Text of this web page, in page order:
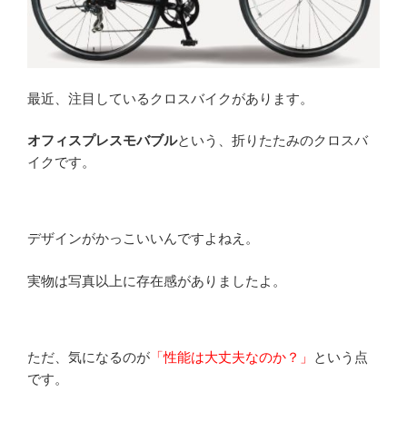
最近、注目しているクロスバイクがあります。
オフィスプレスモバブルという、折りたたみのクロスバ
イクです。
デザインがかっこいいんですよねえ。
実物は写真以上に存在感がありましたよ。
ただ、気になるのが 「性能は大丈夫なのか？」
という点
です。